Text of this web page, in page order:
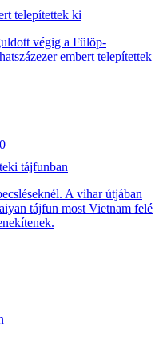
telepítettek ki
végig a Fülöp-
embert telepítettek
tájfunban
A vihar útjában
tájfun most Vietnam felé